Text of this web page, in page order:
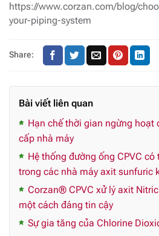
https://www.corzan.com/blog/
your-piping-system
Share:
Bài viết liên quan
Hạn chế thời gian ngừng hoạt
cấp nhà máy
Hệ thống đường ống CPVC
trong các nhà máy axit sunfuric
Corzan® CPVC xử lý axit
một cách đáng tin cậy
Sự gia tăng của Chlorine